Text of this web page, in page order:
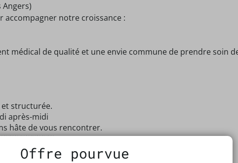
Angers)
notre croissance :
médical de qualité et une envie commune de prendre soin
structurée.
après-midi
hâte de vous rencontrer.
Offre pourvue